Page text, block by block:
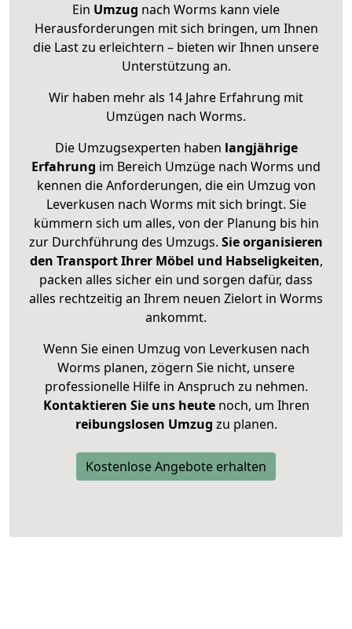
Ein Umzug nach Worms kann viele
Herausforderungen mit sich bringen, um Ihnen
die Last zu erleichtern – bieten wir Ihnen unsere
Unterstützung an.
Wir haben mehr als 14 Jahre Erfahrung mit
Umzügen nach Worms.
Die Umzugsexperten haben langjährige
Erfahrung im Bereich Umzüge nach Worms und
kennen die Anforderungen, die ein Umzug von
Leverkusen nach Worms mit sich bringt. Sie
kümmern sich um alles, von der Planung bis hin
zur Durchführung des Umzugs. Sie organisieren
den Transport Ihrer Möbel und Habseligkeiten,
packen alles sicher ein und sorgen dafür, dass
alles rechtzeitig an Ihrem neuen Zielort in Worms
ankommt.
Wenn Sie einen Umzug von Leverkusen nach
Worms planen, zögern Sie nicht, unsere
professionelle Hilfe in Anspruch zu nehmen.
Kontaktieren Sie uns heutenoch, um Ihren
reibungslosen Umzug zu planen.
Kostenlose Angebote erhalten